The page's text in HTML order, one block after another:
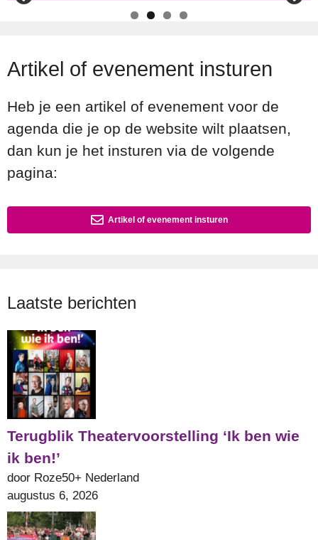
Artikel of evenement insturen
Heb je een artikel of evenement voor de
agenda die je op de website wilt plaatsen,
dan kun je het insturen via de volgende
pagina:
Artikel of evenement insturen
Laatste berichten
Terugblik Theatervoorstelling ‘Ik ben wie
ik ben!’
door Roze50+ Nederland
augustus 6, 2026